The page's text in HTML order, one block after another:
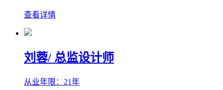
查看详情
刘蓉/ 总监设计师
从业年限：21年